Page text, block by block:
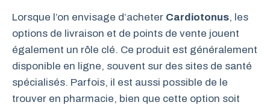
Lorsque l’on envisage d’acheter Cardiotonus, les
options de livraison et de points de vente jouent
également un rôle clé. Ce produit est généralement
disponible en ligne, souvent sur des sites de santé
spécialisés. Parfois, il est aussi possible de le
trouver en pharmacie, bien que cette option soit